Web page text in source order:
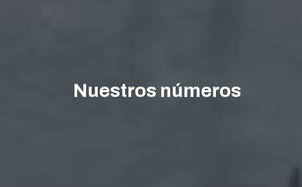
Nuestros números